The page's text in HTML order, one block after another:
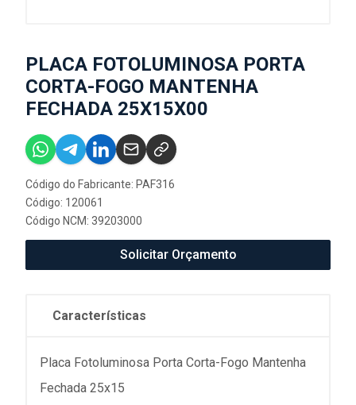
PLACA FOTOLUMINOSA PORTA
CORTA-FOGO MANTENHA
FECHADA 25X15X00
Código do Fabricante: PAF316
Código: 120061
Código NCM: 39203000
Solicitar Orçamento
Características
Placa Fotoluminosa Porta Corta-Fogo Mantenha
Fechada 25x15